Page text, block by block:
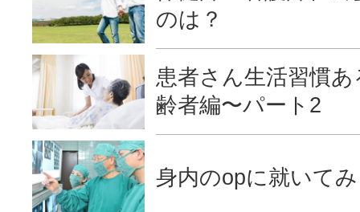
のは？
患者さん生活習慣
齢者編〜パート2
身内のopに就いて